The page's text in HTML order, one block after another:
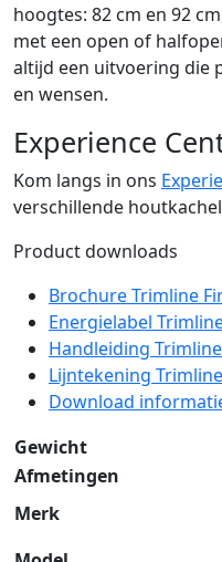
hoogtes: 82 cm en 92
met een open of
altijd een uitvoering die
en wensen.
Experience
Kom langs in ons
verschillende
Product downloads
Brochure Trimline
Energielabel
Handleiding
Lijntekening
Download
Gewicht
Afmetingen
Merk